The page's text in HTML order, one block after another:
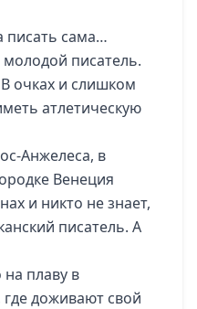
писать сама…
писатель.
очках и слишком
атлетическую
Анжелеса, в
Венеция
и никто не знает,
писатель. А
плаву в
доживают свой